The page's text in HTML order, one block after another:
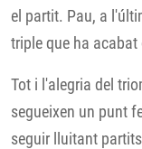
el partit. Pau, a
triple que ha
Tot i l'alegria del
segueixen un punt
seguir lluitant